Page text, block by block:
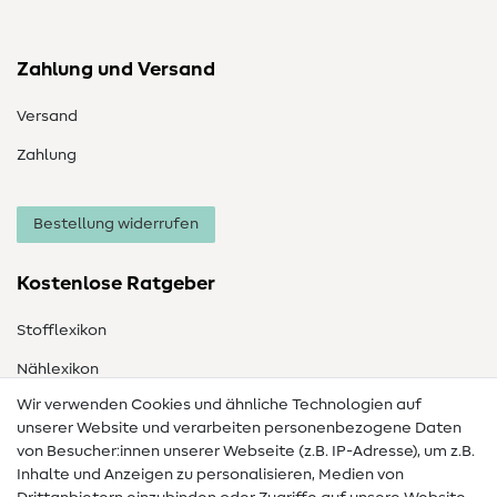
Zahlung und Versand
Versand
Zahlung
Bestellung widerrufen
Kostenlose Ratgeber
Stofflexikon
Nählexikon
Nähanleitungen
Hilfe & Kontakt
Wir verwenden Cookies und ähnliche Technologien auf
unserer Website und verarbeiten personenbezogene Daten
von Besucher:innen unserer Webseite (z.B. IP-Adresse), um z.B.
Inhalte und Anzeigen zu personalisieren, Medien von